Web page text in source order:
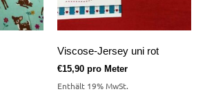
Viscose-Jersey uni rot
€15,90 pro Meter
Enthält 19% MwSt.